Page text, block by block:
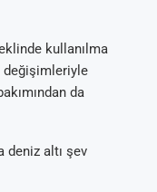
kullanılma
değişimleriyle
da
deniz altı şev